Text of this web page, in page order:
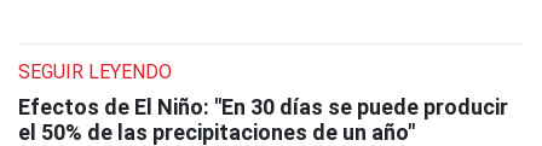
SEGUIR LEYENDO
Efectos de El Niño: "En 30 días se puede producir
el 50% de las precipitaciones de un año"